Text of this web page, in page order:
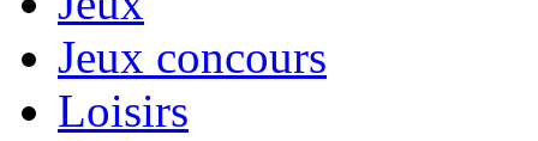
Jeux concours
Loisirs